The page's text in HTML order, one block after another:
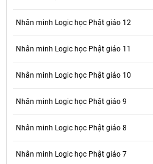
Nhân minh Logic học Phật giáo 12
Nhân minh Logic học Phật giáo 11
Nhân minh Logic học Phật giáo 10
Nhân minh Logic học Phật giáo 9
Nhân minh Logic học Phật giáo 8
Nhân minh Logic học Phật giáo 7